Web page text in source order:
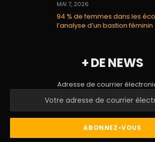
MAI 7, 2026
94 % de femmes dans les
l’analyse d’un bastion féminin
+ DE NEWS
Adresse de courrier